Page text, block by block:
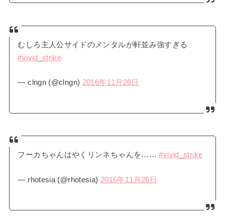
むしろ主人公サイドのメンタルが軒並み強すぎる
#vivid_strike
— clngn (@clngn) 2016年11月26日
フーカちゃんはやくリンネちゃんを……#vivid_strike
— rhotesia (@rhotesia) 2016年11月26日